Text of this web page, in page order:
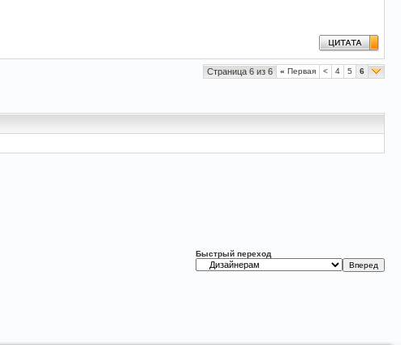
Страница 6 из 6 « Первая < 4 5 6
Быстрый переход